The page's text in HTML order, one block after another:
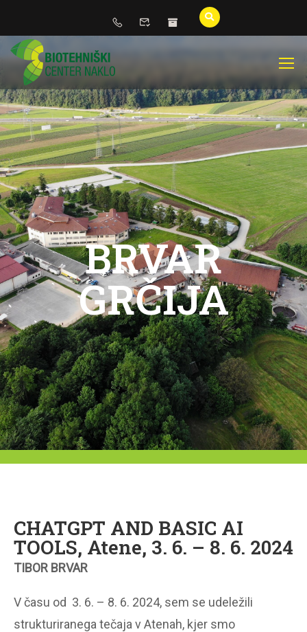
BRVAR
GRČIJA
CHATGPT AND BASIC AI
TOOLS, Atene, 3. 6. – 8. 6. 2024
TIBOR BRVAR
V času od 3. 6. – 8. 6. 2024, sem se udeležili
strukturiranega tečaja v Atenah, kjer smo